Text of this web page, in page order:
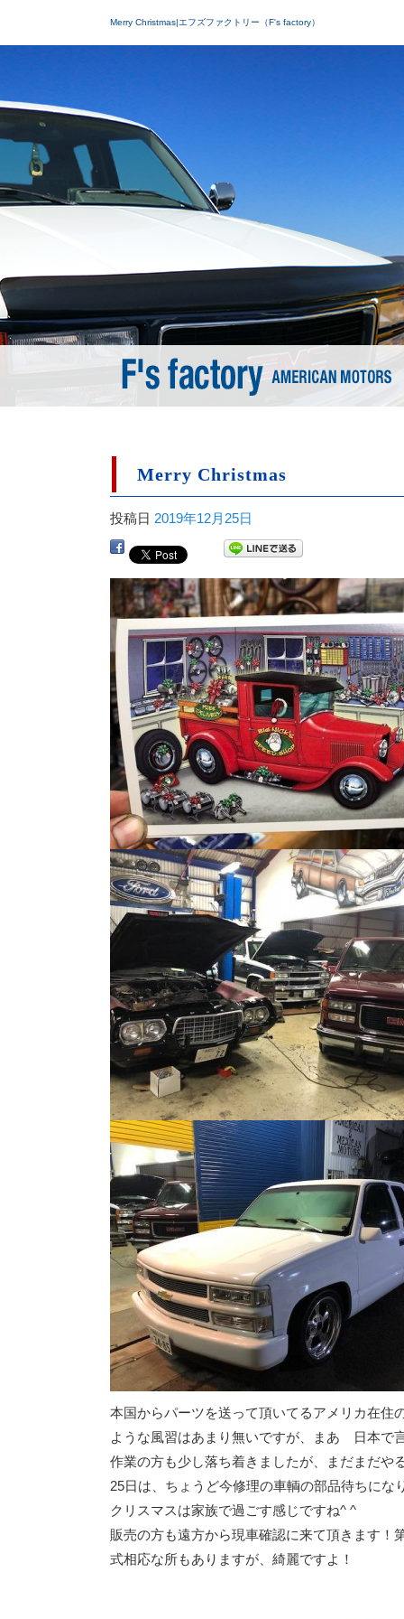
Merry Christmas|エフズファクトリー（F's factory）
Merry Christmas
投稿日 2019年12月25日
本国からパーツを送って頂いてるアメリカ在住
ような風習はあまり無いですが、まあ 日本で
作業の方も少し落ち着きましたが、まだまだや
25日は、ちょうど今修理の車輌の部品待ちに
クリスマスは家族で過ごす感じですね^ ^
販売の方も遠方から現車確認に来て頂きます
式相応な所もありますが、綺麗ですよ！